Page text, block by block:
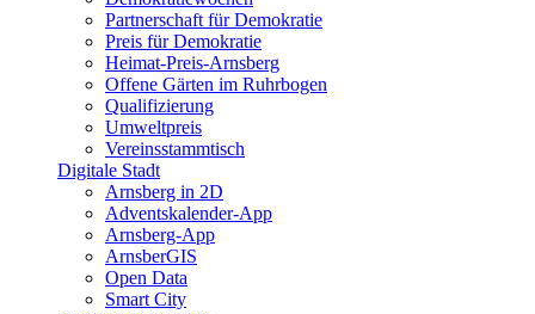
Partnerschaft für Demokratie
Preis für Demokratie
Heimat-Preis-Arnsberg
Offene Gärten im Ruhrbogen
Qualifizierung
Umweltpreis
Vereinsstammtisch
Digitale Stadt
Arnsberg in 2D
Adventskalender-App
Arnsberg-App
ArnsberGIS
Open Data
Smart City